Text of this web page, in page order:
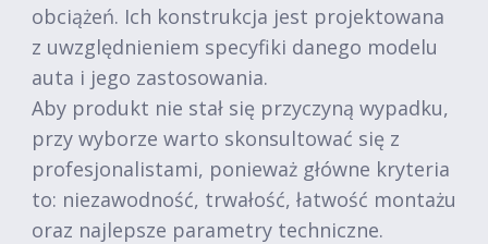
obciążeń. Ich konstrukcja jest projektowana
z uwzględnieniem specyfiki danego modelu
auta i jego zastosowania.
Aby produkt nie stał się przyczyną wypadku,
przy wyborze warto skonsultować się z
profesjonalistami, ponieważ główne kryteria
to: niezawodność, trwałość, łatwość montażu
oraz najlepsze parametry techniczne.